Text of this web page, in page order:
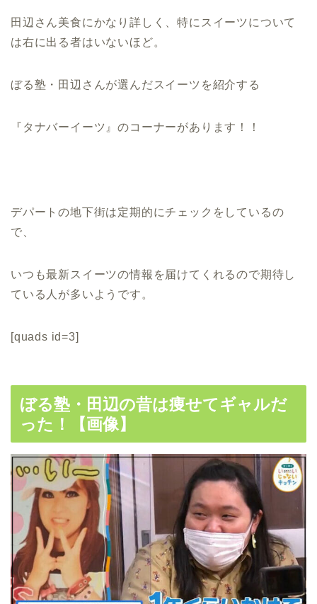
田辺さん美食にかなり詳しく、特にスイーツについて
は右に出る者はいないほど。
ぼる塾・田辺さんが選んだスイーツを紹介する
『タナバーイーツ』のコーナーがあります！！
デパートの地下街は定期的にチェックをしているの
で、
いつも最新スイーツの情報を届けてくれるので期待し
ている人が多いようです。
[quads id=3]
ぼる塾・田辺の昔は痩せてギャルだ
った！【画像】